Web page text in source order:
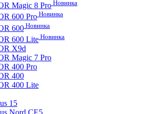
Magic 8 Pro Новинка
600 Pro Новинка
600Новинка
600 Lite Новинка
X9d
Magic 7 Pro
400 Pro
400
400 Lite
15
Nord CE5